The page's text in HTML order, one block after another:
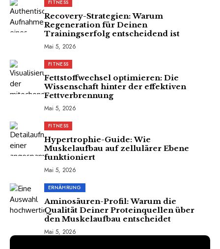
FITNESS
Recovery-Strategien: Warum
Regeneration für Deinen
Trainingserfolg entscheidend ist
Mai 5, 2026
FITNESS
Fettstoffwechsel optimieren: Die
Wissenschaft hinter der effektiven
Fettverbrennung
Mai 5, 2026
FITNESS
Hypertrophie-Guide: Wie
Muskelaufbau auf zellulärer Ebene
funktioniert
Mai 5, 2026
ERNÄHRUNG
Aminosäuren-Profil: Warum die
Qualität Deiner Proteinquellen über
den Muskelaufbau entscheidet
Mai 5, 2026